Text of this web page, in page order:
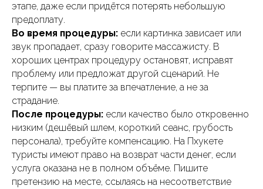
этапе, даже если придётся потерять небольшую
предоплату.
Во время процедуры: если картинка зависает или
звук пропадает, сразу говорите массажисту. В
хороших центрах процедуру остановят, исправят
проблему или предложат другой сценарий. Не
терпите — вы платите за впечатление, а не за
страдание.
После процедуры: если качество было откровенно
низким (дешёвый шлем, короткий сеанс, грубость
персонала), требуйте компенсацию. На Пхукете
туристы имеют право на возврат части денег, если
услуга оказана не в полном объёме. Пишите
претензию на месте, ссылаясь на несоответствие